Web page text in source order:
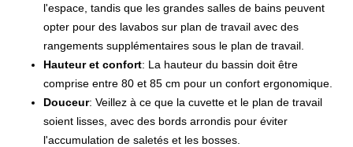
l'espace, tandis que les grandes salles de bains peuvent
opter pour des lavabos sur plan de travail avec des
rangements supplémentaires sous le plan de travail.
Hauteur et confort: La hauteur du bassin doit être
comprise entre 80 et 85 cm pour un confort ergonomique.
Douceur: Veillez à ce que la cuvette et le plan de travail
soient lisses, avec des bords arrondis pour éviter
l'accumulation de saletés et les bosses.